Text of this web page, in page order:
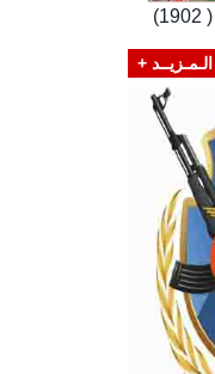
الـمـزيــد +